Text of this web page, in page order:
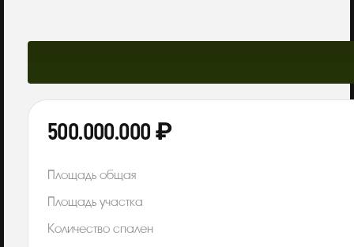
500.000.000 ₽
Площадь общая
Площадь участка
Количество спален